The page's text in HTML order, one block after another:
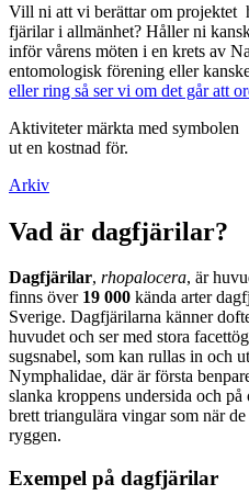
Vill ni att vi berättar om projektet
fjärilar i allmänhet? Håller ni
inför vårens möten i en krets av
entomologisk förening eller
eller ring så ser vi om det går att
Aktiviteter märkta med symbolen
ut en kostnad för.
Arkiv
Vad är dagfjärilar?
Dagfjärilar, rhopalocera, är
finns över 19 000 kända arter
Sverige. Dagfjärilarna känner
huvudet och ser med stora
sugsnabel, som kan rullas in och
Nymphalidae, där är första
slanka kroppens undersida och
brett triangulära vingar som när
ryggen.
Exempel på dagfjärilar